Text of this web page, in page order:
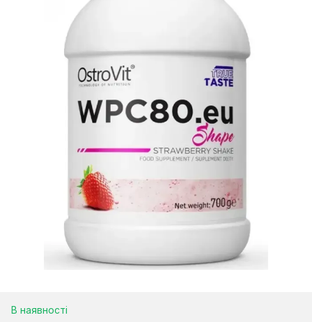
В наявності